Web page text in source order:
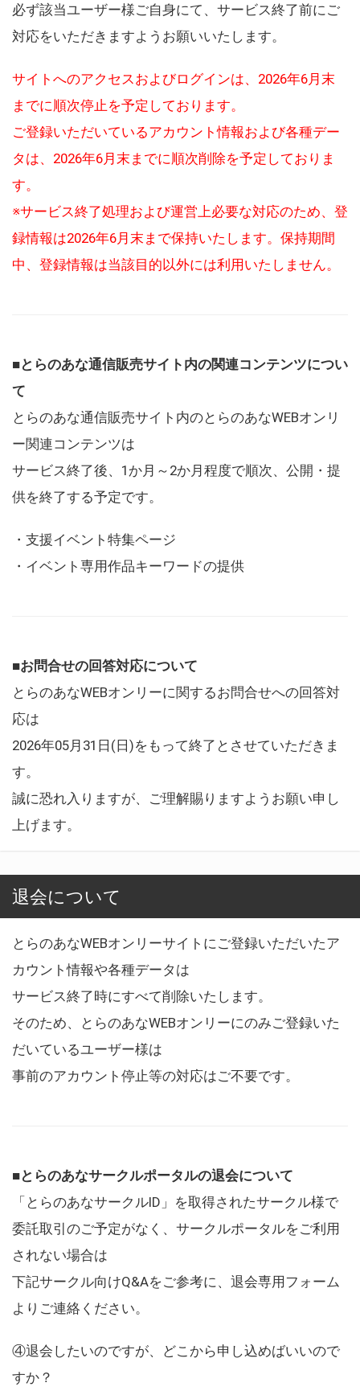
必ず該当ユーザー様ご自身にて、サービス終了前にご
対応をいただきますようお願いいたします。
サイトへのアクセスおよびログインは、2026年6月末
までに順次停止を予定しております。
ご登録いただいているアカウント情報および各種デー
タは、2026年6月末までに順次削除を予定しておりま
す。
※サービス終了処理および運営上必要な対応のため、登
録情報は2026年6月末まで保持いたします。保持期間
中、登録情報は当該目的以外には利用いたしません。
■とらのあな通信販売サイト内の関連コンテンツについ
て
とらのあな通信販売サイト内のとらのあなWEBオンリ
ー関連コンテンツは
サービス終了後、1か月～2か月程度で順次、公開・提
供を終了する予定です。
・支援イベント特集ページ
・イベント専用作品キーワードの提供
■お問合せの回答対応について
とらのあなWEBオンリーに関するお問合せへの回答対
応は
2026年05月31日(日)をもって終了とさせていただきま
す。
誠に恐れ入りますが、ご理解賜りますようお願い申し
上げます。
退会について
とらのあなWEBオンリーサイトにご登録いただいたア
カウント情報や各種データは
サービス終了時にすべて削除いたします。
そのため、とらのあなWEBオンリーにのみご登録いた
だいているユーザー様は
事前のアカウント停止等の対応はご不要です。
■とらのあなサークルポータルの退会について
「とらのあなサークルID」を取得されたサークル様で
委託取引のご予定がなく、サークルポータルをご利用
されない場合は
下記サークル向けQ&Aをご参考に、退会専用フォーム
よりご連絡ください。
④退会したいのですが、どこから申し込めばいいので
すか？